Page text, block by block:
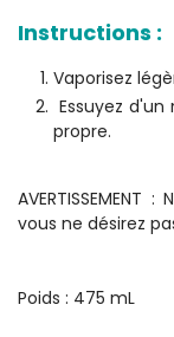
Instructions :
Vaporisez
Essuyez
propre.
vous ne désirez
Poids : 475 mL